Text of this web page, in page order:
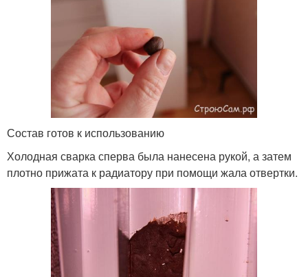
Состав готов к использованию
Холодная сварка сперва была нанесена рукой, а затем
плотно прижата к радиатору при помощи жала отвертки.